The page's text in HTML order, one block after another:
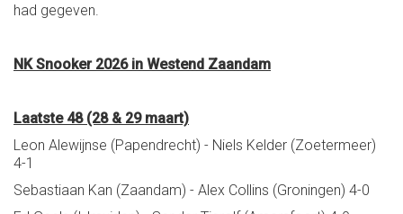
had gegeven.
NK Snooker 2026 in Westend Zaandam
Laatste 48 (28 & 29 maart)
Leon Alewijnse (Papendrecht) - Niels Kelder (Zoetermeer)
4-1
Sebastiaan Kan (Zaandam) - Alex Collins (Groningen) 4-0